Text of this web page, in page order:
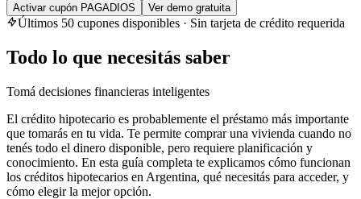
Activar cupón PAGADIOS Ver demo gratuita
Últimos 50 cupones disponibles · Sin tarjeta de crédito requerida
Todo lo que necesitás saber
Tomá decisiones financieras inteligentes
El crédito hipotecario es probablemente el préstamo más importante
que tomarás en tu vida. Te permite comprar una vivienda cuando no
tenés todo el dinero disponible, pero requiere planificación y
conocimiento. En esta guía completa te explicamos cómo funcionan
los créditos hipotecarios en Argentina, qué necesitás para acceder, y
cómo elegir la mejor opción.